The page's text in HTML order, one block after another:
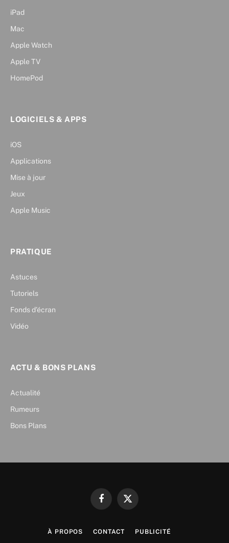
iPad
Mac
Apple Watch
Apple TV
HomePod
LOGICIELS & APPS
iOS
Applications
Mise à jour
Jeux
Apple Music
PRATIQUE
Astuces
Tutoriels
Fonds d’écran
Vidéo
ACTU & BONS PLANS
Actualité
Rumeurs
Bons Plans
FacebookX
À PROPOS CONTACT PUBLICITÉ